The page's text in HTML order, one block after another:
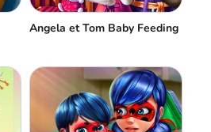
Angela et Tom Baby Feeding